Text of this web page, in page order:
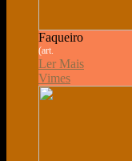
Faqueiro
(art.
Ler Mais
Vimes